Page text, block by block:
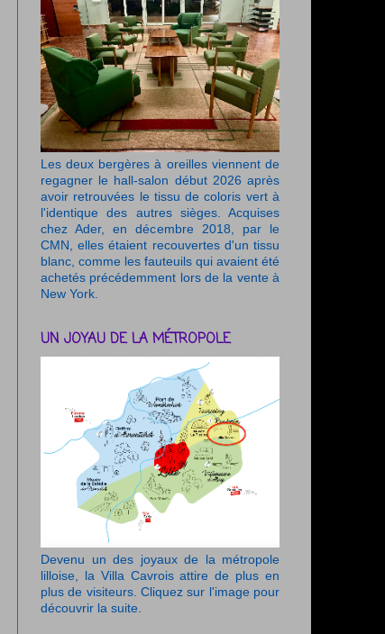
Les deux bergères à oreilles viennent de
regagner le hall-salon début 2026 après
avoir retrouvées le tissu de coloris vert à
l'identique des autres sièges. Acquises
chez Ader, en décembre 2018, par le
CMN, elles étaient recouvertes d'un tissu
blanc, comme les fauteuils qui avaient été
achetés précédemment lors de la vente à
New York.
UN JOYAU DE LA MÉTROPOLE
Devenu un des joyaux de la métropole
lilloise, la Villa Cavrois attire de plus en
plus de visiteurs. Cliquez sur l'image pour
découvrir la suite.